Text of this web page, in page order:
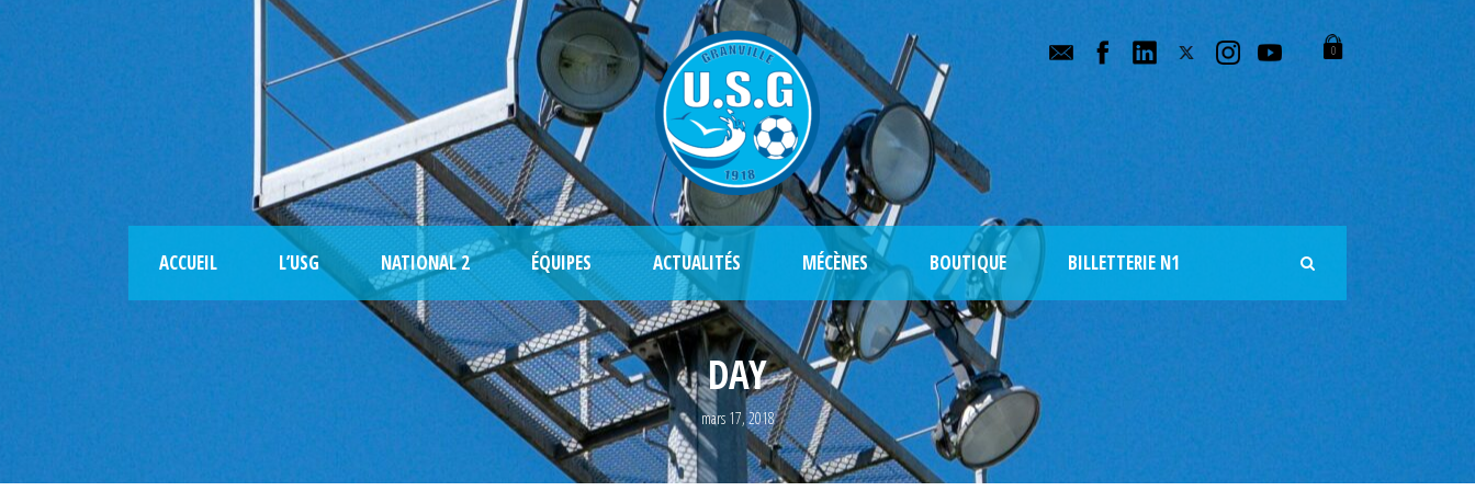
0
ACCUEIL L’USG NATIONAL 2 ÉQUIPES ACTUALITÉS MÉCÈNES BOUTIQUE BILLETTERIE N1
DAY
mars 17, 2018